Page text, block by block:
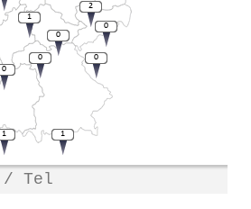
0
0
2
0
1
0
1
0
1